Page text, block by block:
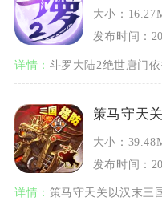
大小：
发布时间：
详情： 斗罗大陆2绝世唐门依托同名原著IP
策马守天关
大小：
发布时间：
详情： 策马守天关以汉末三国乱世作为故事基